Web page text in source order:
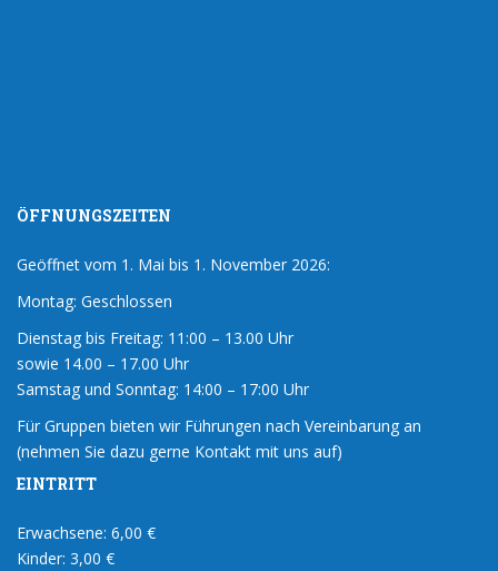
ÖFFNUNGSZEITEN
Geöffnet vom 1. Mai bis 1. November 2026:
Montag: Geschlossen
Dienstag bis Freitag: 11:00 – 13.00 Uhr
sowie 14.00 – 17.00 Uhr
Samstag und Sonntag: 14:00 – 17:00 Uhr
Für Gruppen bieten wir Führungen nach Vereinbarung an
(nehmen Sie dazu gerne Kontakt mit uns auf)
EINTRITT
Erwachsene: 6,00 €
Kinder: 3,00 €